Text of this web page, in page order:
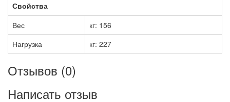
Свойства
Вес
кг: 156
Нагрузка
кг: 227
Отзывов (0)
Написать отзыв